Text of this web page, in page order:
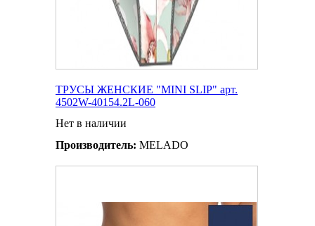
ТРУСЫ ЖЕНСКИЕ "MINI SLIP" арт.
4502W-40154.2L-060
Нет в наличии
Производитель: MELADO